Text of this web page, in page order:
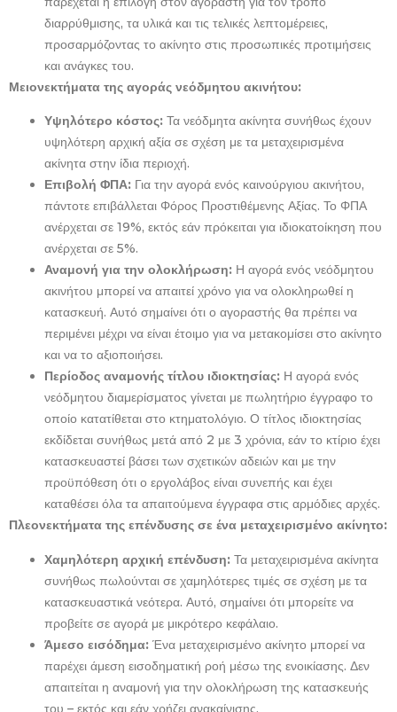
διαρρύθμισης, τα υλικά και τις τελικές λεπτομέρειες,
προσαρμόζοντας το ακίνητο στις προσωπικές προτιμήσεις
και ανάγκες του.
Μειονεκτήματα της αγοράς νεόδμητου ακινήτου:
Υψηλότερο κόστος: Τα νεόδμητα ακίνητα συνήθως έχουν
υψηλότερη αρχική αξία σε σχέση με τα μεταχειρισμένα
ακίνητα στην ίδια περιοχή.
Επιβολή ΦΠΑ: Για την αγορά ενός καινούργιου ακινήτου,
πάντοτε επιβάλλεται Φόρος Προστιθέμενης Αξίας. Το ΦΠΑ
ανέρχεται σε 19%, εκτός εάν πρόκειται για ιδιοκατοίκηση που
ανέρχεται σε 5%.
Αναμονή για την ολοκλήρωση: Η αγορά ενός νεόδμητου
ακινήτου μπορεί να απαιτεί χρόνο για να ολοκληρωθεί η
κατασκευή. Αυτό σημαίνει ότι ο αγοραστής θα πρέπει να
περιμένει μέχρι να είναι έτοιμο για να μετακομίσει στο ακίνητο
και να το αξιοποιήσει.
Περίοδος αναμονής τίτλου ιδιοκτησίας: Η αγορά ενός
νεόδμητου διαμερίσματος γίνεται με πωλητήριο έγγραφο το
οποίο κατατίθεται στο κτηματολόγιο. Ο τίτλος ιδιοκτησίας
εκδίδεται συνήθως μετά από 2 με 3 χρόνια, εάν το κτίριο έχει
κατασκευαστεί βάσει των σχετικών αδειών και με την
προϋπόθεση ότι ο εργολάβος είναι συνεπής και έχει
καταθέσει όλα τα απαιτούμενα έγγραφα στις αρμόδιες αρχές.
Πλεονεκτήματα της επένδυσης σε ένα μεταχειρισμένο ακίνητο:
Χαμηλότερη αρχική επένδυση: Τα μεταχειρισμένα ακίνητα
συνήθως πωλούνται σε χαμηλότερες τιμές σε σχέση με τα
κατασκευαστικά νεότερα. Αυτό, σημαίνει ότι μπορείτε να
προβείτε σε αγορά με μικρότερο κεφάλαιο.
Άμεσο εισόδημα: Ένα μεταχειρισμένο ακίνητο μπορεί να
παρέχει άμεση εισοδηματική ροή μέσω της ενοικίασης. Δεν
απαιτείται η αναμονή για την ολοκλήρωση της κατασκευής
του – εκτός και εάν χρήζει ανακαίνισης.